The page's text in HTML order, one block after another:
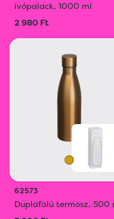
ivópalack, 1000 ml
2 980 Ft
62573
Duplafalú termosz, 500